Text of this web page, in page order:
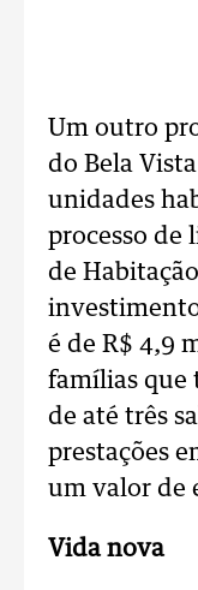
Um outro
do Bela
unidades
processo de
de
é de R$ 4,9
famílias que
de até três
prestações
um valor de
Vida nova